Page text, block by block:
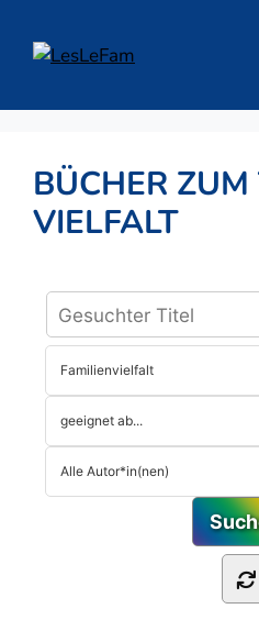
Inhalt
springen
BÜCHER
VIELFALT